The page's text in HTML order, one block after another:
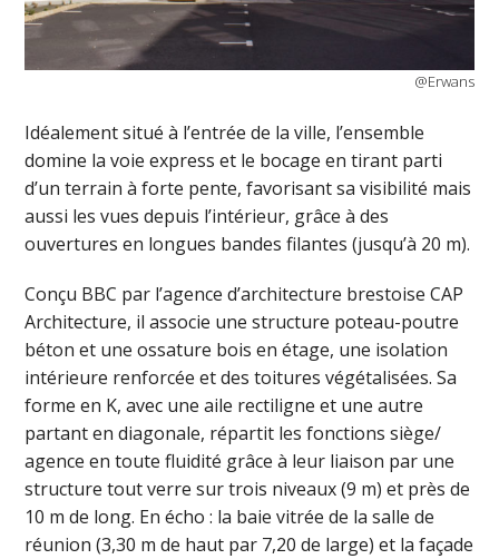
@Erwans
Idéalement situé à l’entrée de la ville, l’ensemble
domine la voie express et le bocage en tirant parti
d’un terrain à forte pente, favorisant sa visibilité mais
aussi les vues depuis l’intérieur, grâce à des
ouvertures en longues bandes filantes (jusqu’à 20 m).
Conçu BBC par l’agence d’architecture brestoise CAP
Architecture, il associe une structure poteau-poutre
béton et une ossature bois en étage, une isolation
intérieure renforcée et des toitures végétalisées. Sa
forme en K, avec une aile rectiligne et une autre
partant en diagonale, répartit les fonctions siège/
agence en toute fluidité grâce à leur liaison par une
structure tout verre sur trois niveaux (9 m) et près de
10 m de long. En écho : la baie vitrée de la salle de
réunion (3,30 m de haut par 7,20 de large) et la façade